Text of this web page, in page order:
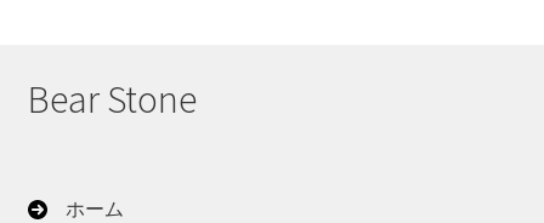
Bear Stone
ホーム